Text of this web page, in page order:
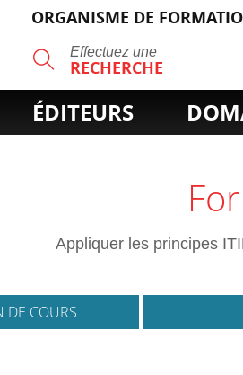
ORGANISME DE
Effectuez une
RECHERCHE
RECHERCHE
ÉDITEURS
Appliquer les principes
DE COURS